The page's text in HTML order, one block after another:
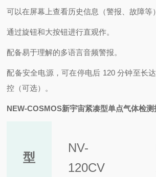
可以在屏幕上查看历史信息（警报、故障等
通过旋钮和大按钮进行直观作。
配备易于理解的多语言音频警报。
配备安全电源，可在停电后 120 分钟至长
控（可选）。
NEW-COSMOS新宇宙紧凑型单点气体检测
型
NV-
120CV